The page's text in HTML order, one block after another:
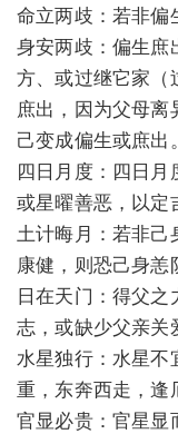
命立两歧：若非偏
身安两歧：偏生庶
方、或过继它家（
庶出，因为父母
己变成偏生或庶出
四日月度：四日
或星曜善恶，以定
土计晦月：若非己
康健，则恐己身恙
日在天门：得父
志，或缺少父亲关
水星独行：水星不
重，东奔西走，逢
官显必贵：官星显